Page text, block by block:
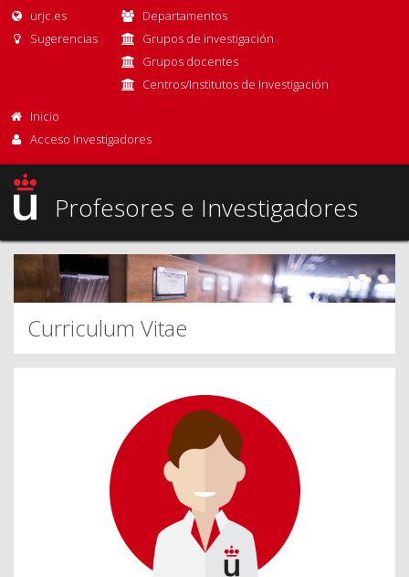
urjc.es
Sugerencias
Departamentos
Grupos de investigación
Grupos docentes
Centros/Institutos de Investigación
Inicio
Acceso Investigadores
Profesores e Investigadores
Curriculum Vitae